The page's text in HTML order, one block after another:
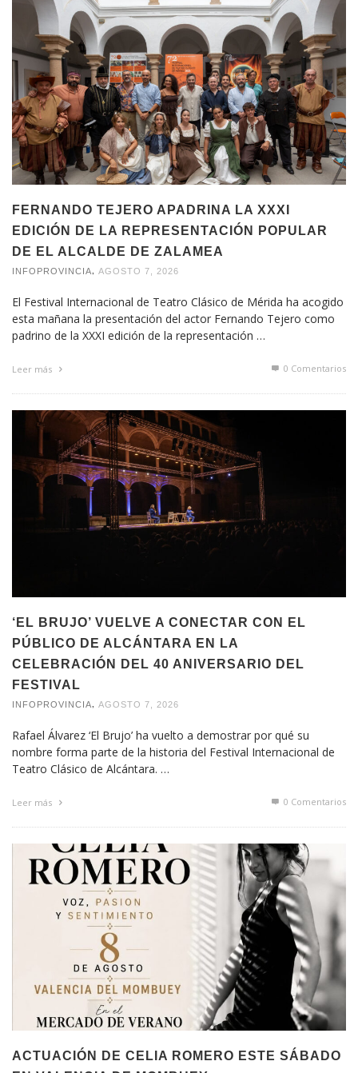
FERNANDO TEJERO APADRINA LA XXXI
EDICIÓN DE LA REPRESENTACIÓN POPULAR
DE EL ALCALDE DE ZALAMEA
INFOPROVINCIA AGOSTO 7, 2026
El Festival Internacional de Teatro Clásico de Mérida ha acogido
esta mañana la presentación del actor Fernando Tejero como
padrino de la XXXI edición de la representación …
Leer más 0 Comentarios
‘EL BRUJO’ VUELVE A CONECTAR CON EL
PÚBLICO DE ALCÁNTARA EN LA
CELEBRACIÓN DEL 40 ANIVERSARIO DEL
FESTIVAL
INFOPROVINCIA AGOSTO 7, 2026
Rafael Álvarez ‘El Brujo’ ha vuelto a demostrar por qué su
nombre forma parte de la historia del Festival Internacional de
Teatro Clásico de Alcántara. …
Leer más 0 Comentarios
ACTUACIÓN DE CELIA ROMERO ESTE SÁBADO